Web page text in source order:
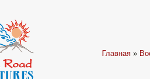
Главная »